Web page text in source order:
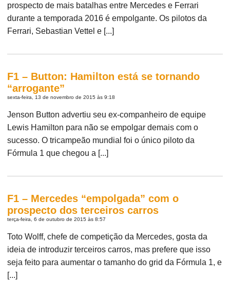
prospecto de mais batalhas entre Mercedes e Ferrari
durante a temporada 2016 é empolgante. Os pilotos da
Ferrari, Sebastian Vettel e [...]
F1 – Button: Hamilton está se tornando
“arrogante”
sexta-feira, 13 de novembro de 2015 às 9:18
Jenson Button advertiu seu ex-companheiro de equipe
Lewis Hamilton para não se empolgar demais com o
sucesso. O tricampeão mundial foi o único piloto da
Fórmula 1 que chegou a [...]
F1 – Mercedes “empolgada” com o
prospecto dos terceiros carros
terça-feira, 6 de outubro de 2015 às 8:57
Toto Wolff, chefe de competição da Mercedes, gosta da
ideia de introduzir terceiros carros, mas prefere que isso
seja feito para aumentar o tamanho do grid da Fórmula 1, e
[...]